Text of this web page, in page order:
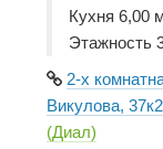
Кухня 6,00
Этажность
2-х
Викулова,
(Диал)